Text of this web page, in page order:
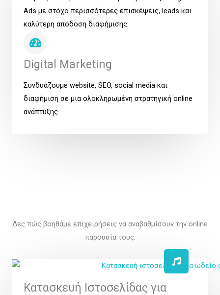
Ads με στόχο περισσότερες επισκέψεις, leads και
καλύτερη απόδοση διαφήμισης.
Digital Marketing
Συνδυάζουμε website, SEO, social media και
διαφήμιση σε μια ολοκληρωμένη στρατηγική online
ανάπτυξης.
Δες πώς βοηθάμε επιχειρήσεις να αναβαθμίσουν την online
παρουσία τους.
Κατασκευή Ιστοσελίδας για